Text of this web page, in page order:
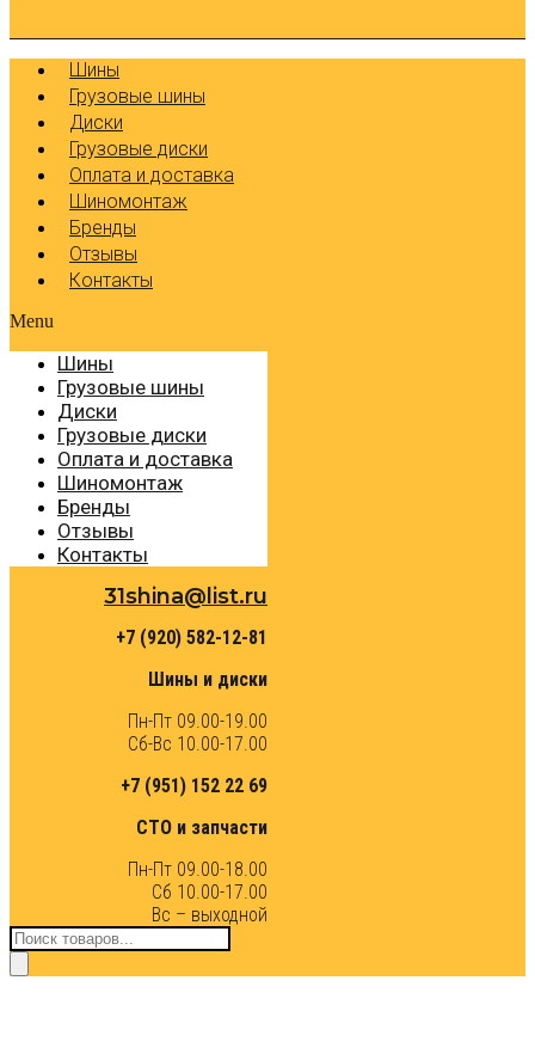
Шины
Грузовые шины
Диски
Грузовые диски
Оплата и доставка
Шиномонтаж
Бренды
Отзывы
Контакты
Menu
Шины
Грузовые шины
Диски
Грузовые диски
Оплата и доставка
Шиномонтаж
Бренды
Отзывы
Контакты
31shina@list.ru
+7 (920) 582-12-81
Шины и диски
Пн-Пт 09.00-19.00
Сб-Вс 10.00-17.00
+7 (951) 152 22 69
СТО и запчасти
Пн-Пт 09.00-18.00
Сб 10.00-17.00
Вс – выходной
Поиск
товаров